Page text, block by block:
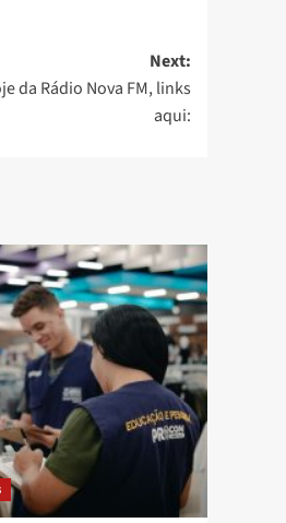
Next:
da Rádio Nova FM, links
aqui: